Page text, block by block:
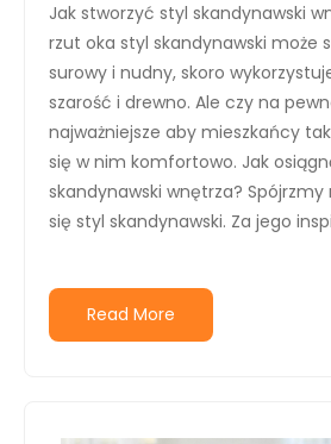
Jak stworzyć styl skandynawski
rzut oka styl skandynawski może
surowy i nudny, skoro
szarość i drewno. Ale czy na
najważniejsze aby mieszkańcy
się w nim komfortowo. Jak
skandynawski wnętrza? Spójrzmy
się styl skandynawski. Za jego
Read More